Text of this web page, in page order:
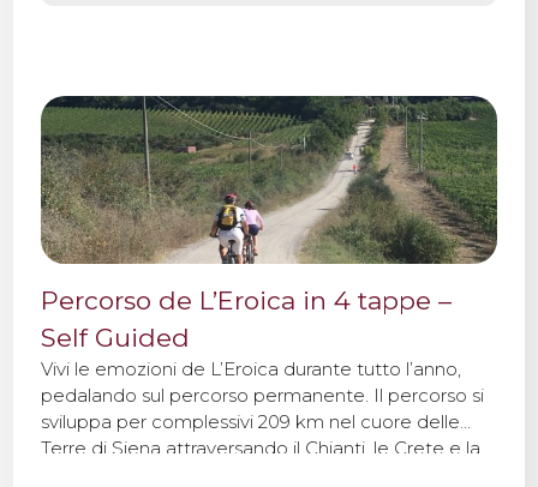
Percorso de L’Eroica in 4 tappe –
Self Guided
Vivi le emozioni de L’Eroica durante tutto l’anno,
pedalando sul percorso permanente. Il percorso si
sviluppa per complessivi 209 km nel cuore delle
Terre di Siena attraversando il Chianti, le Crete e la